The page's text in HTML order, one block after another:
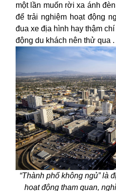
một lần muốn rời xa ánh
để trải nghiệm hoạt động
đua xe địa hình hay thậm
động du khách nên thử qua .
“Thành phố không ngủ” là
hoạt động tham quan,